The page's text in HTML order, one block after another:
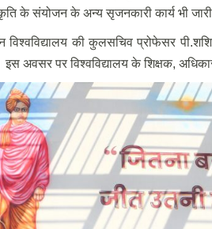
के संयोजन के अन्य सृजनकारी कार्य भी
विश्वविद्यालय की कुलसचिव प्रोफेसर
अवसर पर विश्वविद्यालय के शिक्षक,